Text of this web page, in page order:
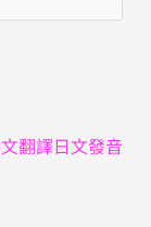
翻譯日文發音